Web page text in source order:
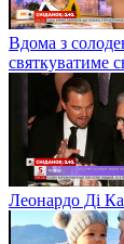
Вдома з
святкуватиме
Леонардо Ді